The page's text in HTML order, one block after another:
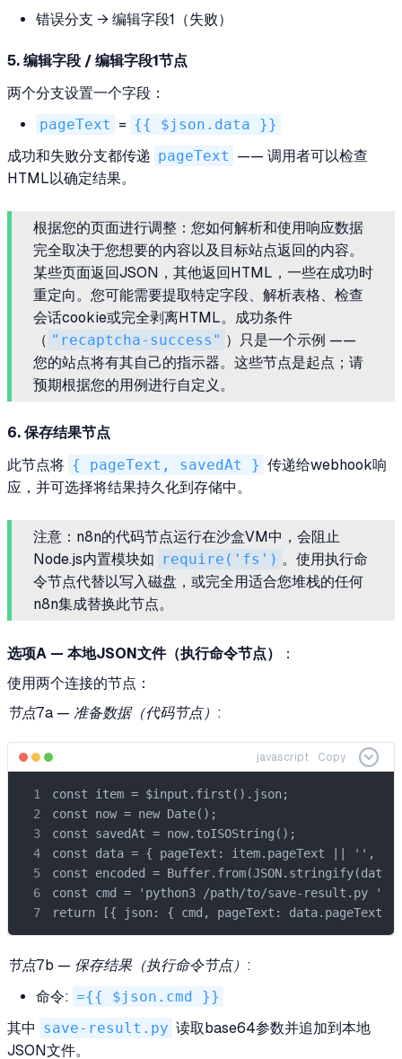
错误分支 → 编辑字段1（失败）
5. 编辑字段 / 编辑字段1节点
两个分支设置一个字段：
pageText = {{ $json.data }}
成功和失败分支都传递 pageText —— 调用者可以检查
HTML以确定结果。
根据您的页面进行调整：您如何解析和使用响应数据
完全取决于您想要的内容以及目标站点返回的内容。
某些页面返回JSON，其他返回HTML，一些在成功时
重定向。您可能需要提取特定字段、解析表格、检查
会话cookie或完全剥离HTML。成功条件
（ "recaptcha-success" ）只是一个示例 ——
您的站点将有其自己的指示器。这些节点是起点；请
预期根据您的用例进行自定义。
6. 保存结果节点
此节点将 { pageText, savedAt } 传递给webhook响
应，并可选择将结果持久化到存储中。
注意：n8n的代码节点运行在沙盒VM中，会阻止
Node.js内置模块如 require('fs') 。使用执行命
令节点代替以写入磁盘，或完全用适合您堆栈的任何
n8n集成替换此节点。
选项A — 本地JSON文件（执行命令节点）
：
使用两个连接的节点：
节点7a — 准备数据（代码节点） :
javascript Copy
const item = $input.first().json;
const now = new Date();
const savedAt = now.toISOString();
const data = { pageText: item.pageText || '',
const encoded =
const cmd = 'python3 /path/to/save-result.py ' +
return [{ json: { cmd, pageText: data.pageText,
节点7b — 保存结果（执行命令节点） :
命令: ={{ $json.cmd }}
其中 save-result.py 读取base64参数并追加到本地
JSON文件。